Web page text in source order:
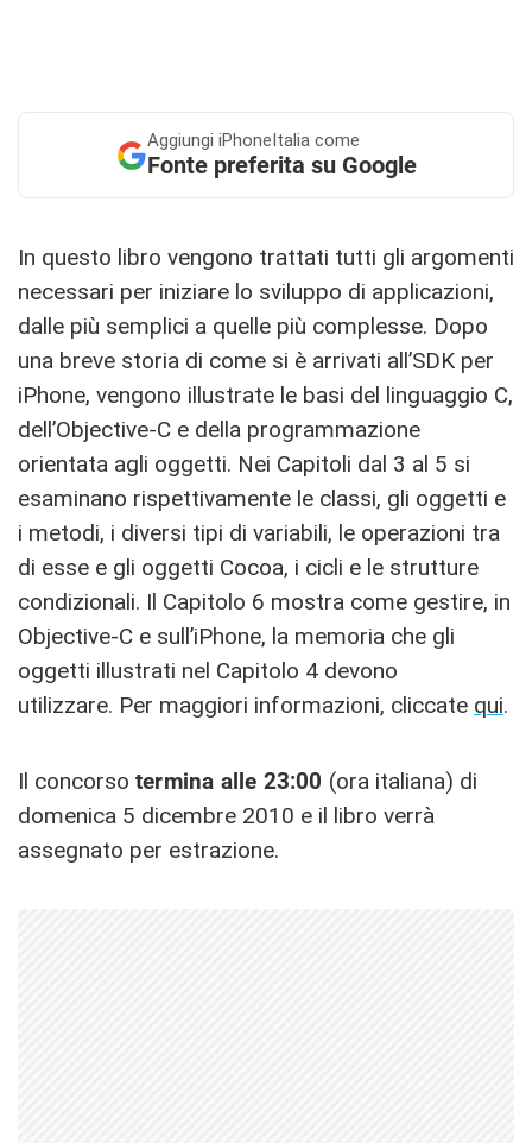
Aggiungi iPhoneItalia come
Fonte preferita su Google
In questo libro vengono trattati tutti gli argomenti
necessari per iniziare lo sviluppo di applicazioni,
dalle più semplici a quelle più complesse. Dopo
una breve storia di come si è arrivati all’SDK per
iPhone, vengono illustrate le basi del linguaggio C,
dell’Objective-C e della programmazione
orientata agli oggetti. Nei Capitoli dal 3 al 5 si
esaminano rispettivamente le classi, gli oggetti e
i metodi, i diversi tipi di variabili, le operazioni tra
di esse e gli oggetti Cocoa, i cicli e le strutture
condizionali. Il Capitolo 6 mostra come gestire, in
Objective-C e sull’iPhone, la memoria che gli
oggetti illustrati nel Capitolo 4 devono
utilizzare. Per maggiori informazioni, cliccate qui.
Il concorso termina alle 23:00 (ora italiana) di
domenica 5 dicembre 2010 e il libro verrà
assegnato per estrazione.